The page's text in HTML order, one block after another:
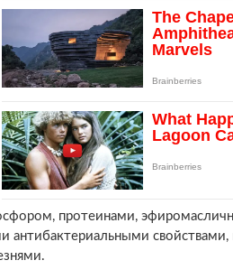
протеинами,
свойствами,